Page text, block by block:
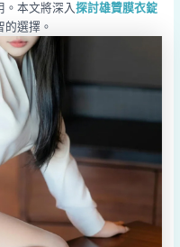
。本文將深入探討雄贊膜衣錠
選擇。